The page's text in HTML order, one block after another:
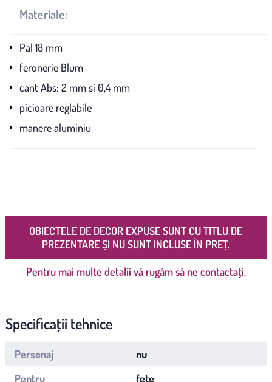
Materiale:
Pal 18 mm
feronerie Blum
cant Abs: 2 mm si 0,4 mm
picioare reglabile
manere aluminiu
OBIECTELE DE DECOR EXPUSE SUNT CU TITLU DE
PREZENTARE ȘI NU SUNT INCLUSE ÎN PREȚ.
Pentru mai multe detalii vă rugăm să ne contactați.
Specificații tehnice
Personaj
nu
Pentru
fete